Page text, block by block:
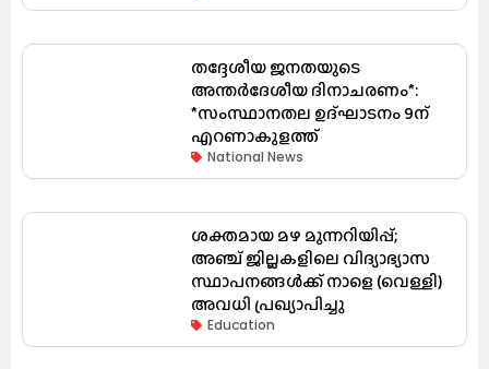
തദ്ദേശീയ ജനതയുടെ
അന്തർദേശീയ ദിനാചരണം*:
*സംസ്ഥാനതല ഉദ്ഘാടനം 9ന്
എറണാകുളത്ത്
National News
ശക്തമായ മഴ മുന്നറിയിപ്പ്;
അഞ്ച് ജില്ലകളിലെ വിദ്യാഭ്യാസ
സ്ഥാപനങ്ങൾക്ക് നാളെ (വെള്ളി)
അവധി പ്രഖ്യാപിച്ചു
Education